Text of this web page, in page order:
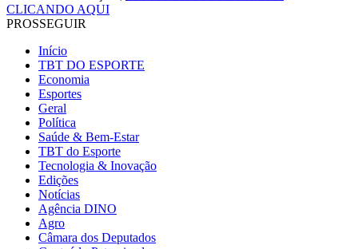
CLICANDO AQUI
PROSSEGUIR
Início
TBT DO ESPORTE
Economia
Esportes
Geral
Política
Saúde & Bem-Estar
TBT do Esporte
Tecnologia & Inovação
Edições
Notícias
Agência DINO
Agro
Câmara dos Deputados